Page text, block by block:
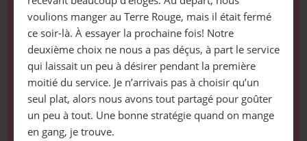
voulions manger au Terre Rouge, mais il était fermé
ce soir-là. À essayer la prochaine fois! Notre
deuxième choix ne nous a pas déçus, à part le service
qui laissait un peu à désirer pendant la première
moitié du service. Je n’arrivais pas à choisir qu’un
seul plat, alors nous avons tout partagé pour goûter
un peu à tout. Une bonne stratégie quand on mange
en gang, je trouve.